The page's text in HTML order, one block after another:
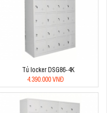
Tủ locker DSG86-4K
4.390.000 VNĐ